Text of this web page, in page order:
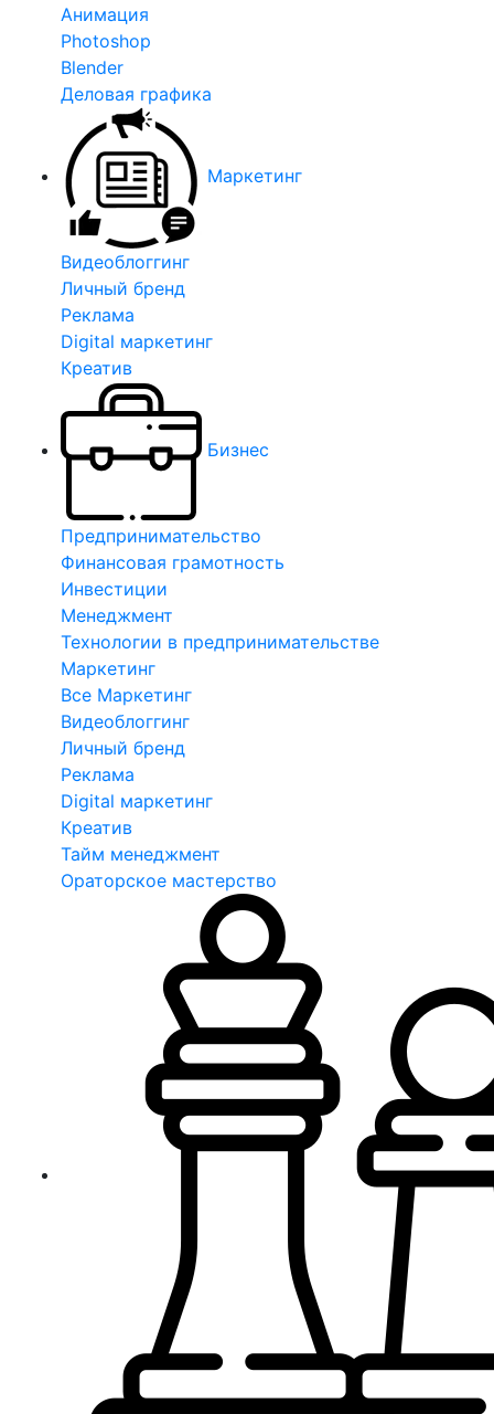
Анимация
Photoshop
Blender
Деловая графика
Маркетинг
Видеоблоггинг
Личный бренд
Реклама
Digital маркетинг
Креатив
Бизнес
Предпринимательство
Финансовая грамотность
Инвестиции
Менеджмент
Технологии в предпринимательстве
Маркетинг
Все Маркетинг
Видеоблоггинг
Личный бренд
Реклама
Digital маркетинг
Креатив
Тайм менеджмент
Ораторское мастерство